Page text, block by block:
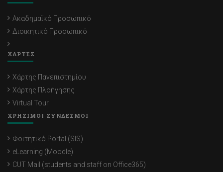
Ακαδημαϊκό Προσωπικό
Διοικητικό Προσωπικό
ΧΑΡΤΕΣ
Χάρτης Πανεπιστημίου
Χάρτης Πλοήγησης
Virtual Tour
ΧΡΗΣΙΜΟΙ ΣΥΝΔΕΣΜΟΙ
Φοιτητικό Portal (SIS)
eLearning (Moodle)
CUT Mail (students and staff on Office365)